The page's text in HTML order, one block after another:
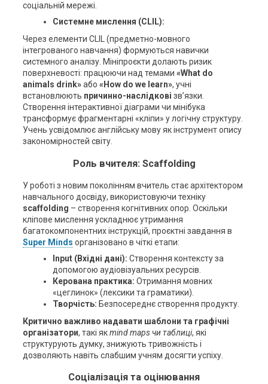
соціальній мережі.
Системне мислення (CLIL):
Через елементи CLIL (предметно-мовного
інтегрованого навчання) формуються навички
системного аналізу. Мініпроєкти долають ризик
поверхневості: працюючи над темами «What do
animals drink»або «How do we learn», учні
встановлюють причинно-наслідкові зв’язки.
Створення інтерактивної діаграми чи мінібука
трансформує фрагментарні «кліпи» у логічну структуру.
Учень усвідомлює англійську мову як інструмент опису
закономірностей світу.
Роль вчителя: Scaffolding
У роботі з новим поколінням вчитель стає архітектором
навчального досвіду, використовуючи техніку
scaffolding – створення когнітивних опор. Оскільки
кліпове мислення ускладнює утримання
багатокомпонентних інструкцій, проєктні завдання в
Super Minds організовано в чіткі етапи:
Input (Вхідні дані): Створення контексту за
допомогою аудіовізуальних ресурсів.
Керована практика: Отримання мовних
«цеглинок» (лексики та граматики).
Творчість: Безпосереднє створення продукту.
Критично важливо надавати шаблони та графічні
організатори, такі якmind maps чи таблиці, які
структурують думку, знижують тривожність і
дозволяють навіть слабшим учням досягти успіху.
Соціалізація та оцінювання